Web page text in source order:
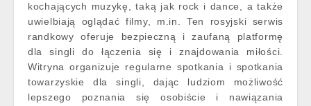
kochających muzykę, taką jak rock i dance, a także
uwielbiają oglądać filmy, m.in. Ten rosyjski serwis
randkowy oferuje bezpieczną i zaufaną platformę
dla singli do łączenia się i znajdowania miłości.
Witryna organizuje regularne spotkania i spotkania
towarzyskie dla singli, dając ludziom możliwość
lepszego poznania się osobiście i nawiązania